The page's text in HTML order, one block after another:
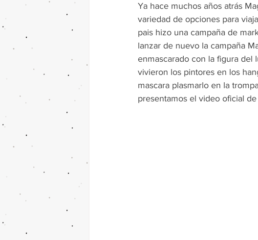
Ya hace muchos años atrás
variedad de opciones para
pais hizo una campaña de
lanzar de nuevo la campaña
enmascarado con la figura del
vivieron los pintores en los
mascara plasmarlo en la
presentamos el video oficial